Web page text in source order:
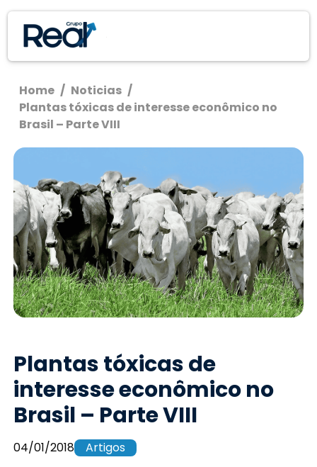
Home / Noticias /
Plantas tóxicas de interesse econômico no
Brasil – Parte VIII
Plantas tóxicas de
interesse econômico no
Brasil – Parte VIII
04/01/2018
Artigos